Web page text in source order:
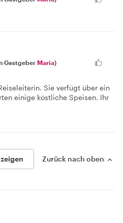
Gastgeber Maria)
Sie verfügt über ein
einige köstliche Speisen. Ihr
Zurück nach oben